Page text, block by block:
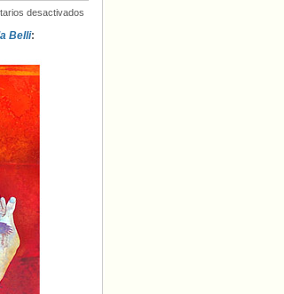
desactivados
Belli: